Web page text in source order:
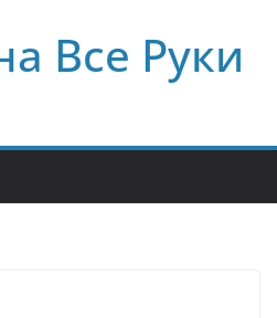
Все Руки